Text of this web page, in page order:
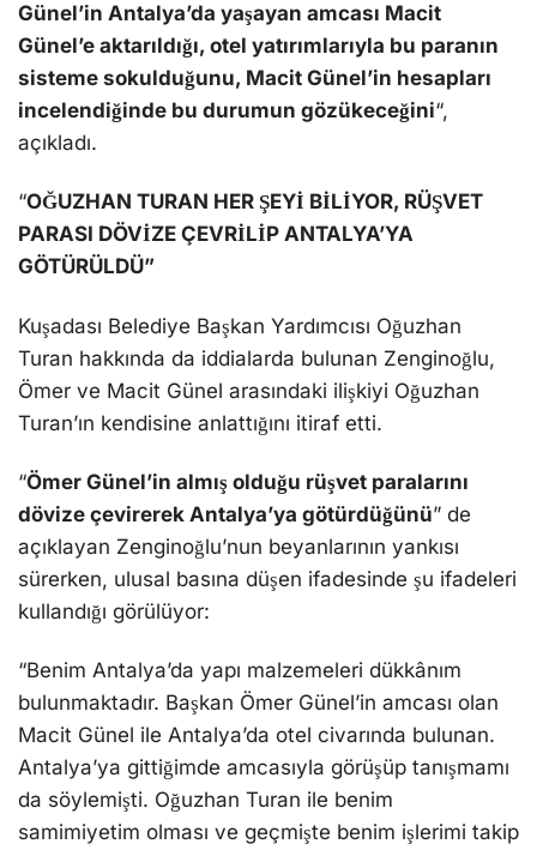
Günel’in Antalya’da yaşayan amcası Macit
Günel’e aktarıldığı, otel yatırımlarıyla bu paranın
sisteme sokulduğunu, Macit Günel’in hesapları
incelendiğinde bu durumun gözükeceğini“,
açıkladı.
“OĞUZHAN TURAN HER ŞEYİ BİLİYOR, RÜŞVET
PARASI DÖVİZE ÇEVRİLİP ANTALYA’YA
GÖTÜRÜLDÜ”
Kuşadası Belediye Başkan Yardımcısı Oğuzhan
Turan hakkında da iddialarda bulunan Zenginoğlu,
Ömer ve Macit Günel arasındaki ilişkiyi Oğuzhan
Turan’ın kendisine anlattığını itiraf etti.
“Ömer Günel’in almış olduğu rüşvet paralarını
dövize çevirerek Antalya’ya götürdüğünü” de
açıklayan Zenginoğlu’nun beyanlarının yankısı
sürerken, ulusal basına düşen ifadesinde şu ifadeleri
kullandığı görülüyor:
“Benim Antalya’da yapı malzemeleri dükkânım
bulunmaktadır. Başkan Ömer Günel’in amcası olan
Macit Günel ile Antalya’da otel civarında bulunan.
Antalya’ya gittiğimde amcasıyla görüşüp tanışmamı
da söylemişti. Oğuzhan Turan ile benim
samimiyetim olması ve geçmişte benim işlerimi takip